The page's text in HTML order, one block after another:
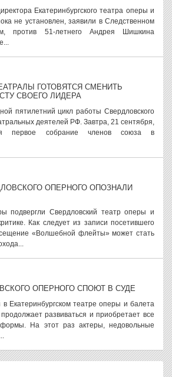
Екатеринбургского театра оперы и
не установлен, заявили в Следственном
против 51-летнего Андрея Шишкина
ГОТОВЯТСЯ СМЕНИТЬ
СВОЕГО ЛИДЕРА
пятилетний цикл работы Свердловского
деятелей РФ. Завтра, 21 сентября,
первое собрание членов союза в
ОПЕРНОГО ОПОЗНАЛИ
подвергли Свердловский театр оперы и
Как следует из записи посетившего
«Волшебной флейты» может стать
ОПЕРНОГО СПОЮТ В СУДЕ
в Екатеринбургском театре оперы и балета
развиваться и приобретает все
На этот раз актеры, недовольные